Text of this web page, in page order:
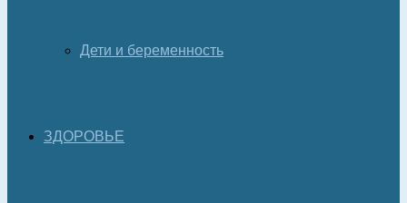
Дети и беременность
ЗДОРОВЬЕ